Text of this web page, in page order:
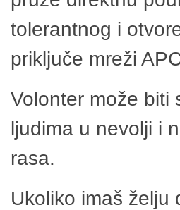
tolerantnog i
priključe mreži
Volonter može biti
ljudima u nevolji i
rasa.
Ukoliko imaš želju